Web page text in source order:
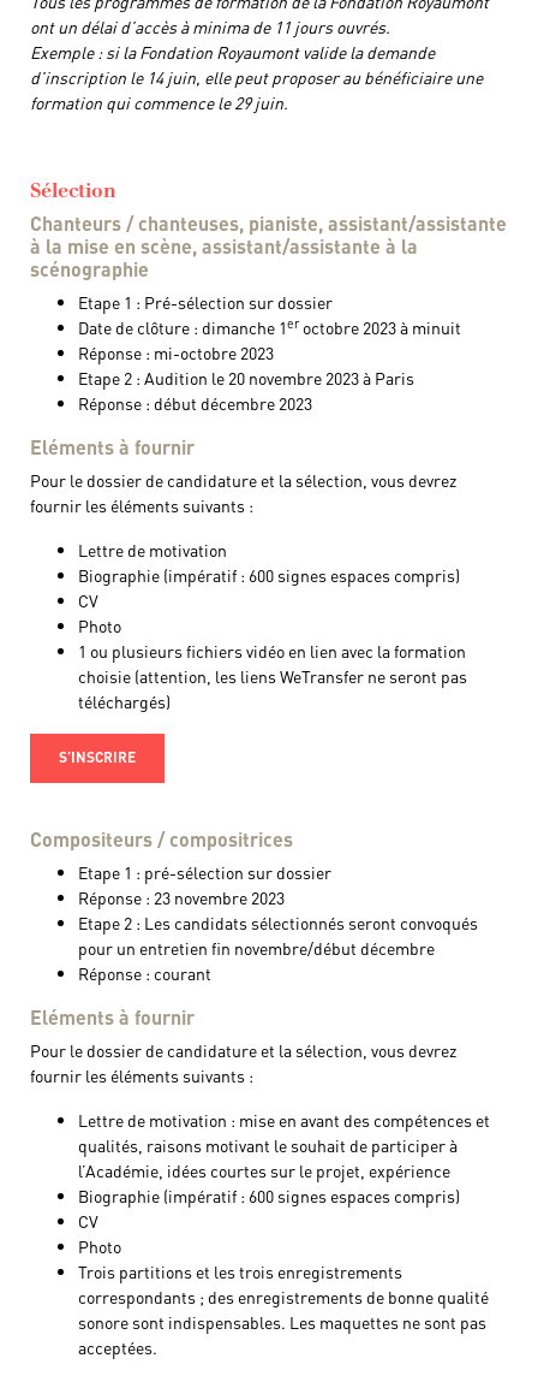
ont un délai d’accès à minima de 11 jours ouvrés.
Exemple : si la Fondation Royaumont valide la demande
d’inscription le 14 juin, elle peut proposer au bénéficiaire une
formation qui commence le 29 juin.
Sélection
Chanteurs / chanteuses, pianiste, assistant/assistante
à la mise en scène, assistant/assistante à la
scénographie
Etape 1 : Pré-sélection sur dossier
Date de clôture : dimanche 1eroctobre 2023 à minuit
Réponse : mi-octobre 2023
Etape 2 : Audition le 20 novembre 2023 à Paris
Réponse : début décembre 2023
Eléments à fournir
Pour le dossier de candidature et la sélection, vous devrez
fournir les éléments suivants :
Lettre de motivation
Biographie (impératif : 600 signes espaces compris)
CV
Photo
1 ou plusieurs fichiers vidéo en lien avec la formation
choisie (attention, les liens WeTransfer ne seront pas
téléchargés)
S’INSCRIRE
Compositeurs / compositrices
Etape 1 : pré-sélection sur dossier
Réponse : 23 novembre 2023
Etape 2 : Les candidats sélectionnés seront convoqués
pour un entretien fin novembre/début décembre
Réponse : courant
Eléments à fournir
Pour le dossier de candidature et la sélection, vous devrez
fournir les éléments suivants :
Lettre de motivation : mise en avant des compétences et
qualités, raisons motivant le souhait de participer à
l’Académie, idées courtes sur le projet, expérience
Biographie (impératif : 600 signes espaces compris)
CV
Photo
Trois partitions et les trois enregistrements
correspondants ; des enregistrements de bonne qualité
sonore sont indispensables. Les maquettes ne sont pas
acceptées.